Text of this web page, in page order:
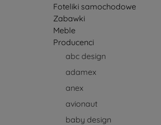
Foteliki samochodowe
Zabawki
Meble
Producenci
abc design
adamex
anex
avionaut
baby design